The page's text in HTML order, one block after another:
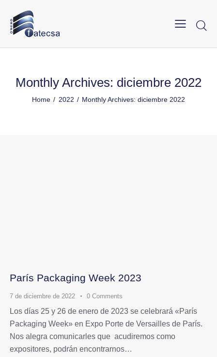
Monthly Archives: diciembre 2022
Home 2022 Monthly Archives: diciembre 2022
París Packaging Week 2023
7 de diciembre de 2022 0 Comments
Los días 25 y 26 de enero de 2023 se celebrará «París
Packaging Week» en Expo Porte de Versailles de París.
Nos alegra comunicarles que acudiremos como
expositores, podrán encontrarnos…